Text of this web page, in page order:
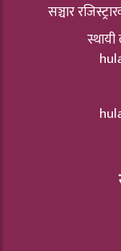
सञ्चार